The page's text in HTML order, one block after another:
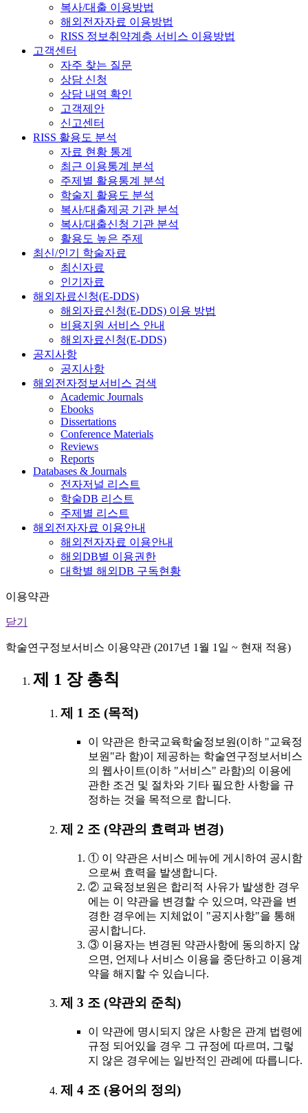
복사/대출 이용방법
해외전자자료 이용방법
RISS 정보취약계층 서비스 이용방법
고객센터
자주 찾는 질문
상담 신청
상담 내역 확인
고객제안
신고센터
RISS 활용도 분석
자료 현황 통계
최근 이용통계 분석
주제별 활용통계 분석
학술지 활용도 분석
복사/대출제공 기관 분석
복사/대출신청 기관 분석
활용도 높은 주제
최신/인기 학술자료
최신자료
인기자료
해외자료신청(E-DDS)
해외자료신청(E-DDS) 이용 방법
비용지원 서비스 안내
해외자료신청(E-DDS)
공지사항
공지사항
해외전자정보서비스 검색
Academic Journals
Ebooks
Dissertations
Conference Materials
Reviews
Reports
Databases & Journals
전자저널 리스트
학술DB 리스트
주제별 리스트
해외전자자료 이용안내
해외전자자료 이용안내
해외DB별 이용권한
대학별 해외DB 구독현황
이용약관
닫기
학술연구정보서비스 이용약관 (2017년 1월 1일 ~ 현재 적용)
제 1 장 총칙
제 1 조 (목적)
이 약관은 한국교육학술정보원(이하 "교육정
보원"라 함)이 제공하는 학술연구정보서비스
의 웹사이트(이하 "서비스" 라함)의 이용에
관한 조건 및 절차와 기타 필요한 사항을 규
정하는 것을 목적으로 합니다.
제 2 조 (약관의 효력과 변경)
① 이 약관은 서비스 메뉴에 게시하여 공시함
으로써 효력을 발생합니다.
② 교육정보원은 합리적 사유가 발생한 경우
에는 이 약관을 변경할 수 있으며, 약관을 변
경한 경우에는 지체없이 "공지사항"을 통해
공시합니다.
③ 이용자는 변경된 약관사항에 동의하지 않
으면, 언제나 서비스 이용을 중단하고 이용계
약을 해지할 수 있습니다.
제 3 조 (약관외 준칙)
이 약관에 명시되지 않은 사항은 관계 법령에
규정 되어있을 경우 그 규정에 따르며, 그렇
지 않은 경우에는 일반적인 관례에 따릅니다.
제 4 조 (용어의 정의)